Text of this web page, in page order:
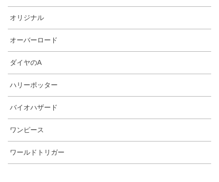
オリジナル
オーバーロード
ダイヤのA
ハリーポッター
バイオハザード
ワンピース
ワールドトリガー